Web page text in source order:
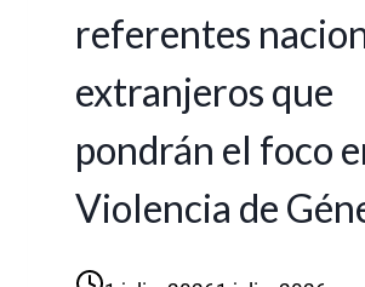
referentes
extranjeros que
pondrán el foco
Violencia de